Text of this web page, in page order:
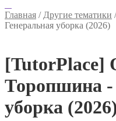
Главная / Другие тематики
Генеральная уборка (2026)
[TutorPlace]
Торопшина -
уборка